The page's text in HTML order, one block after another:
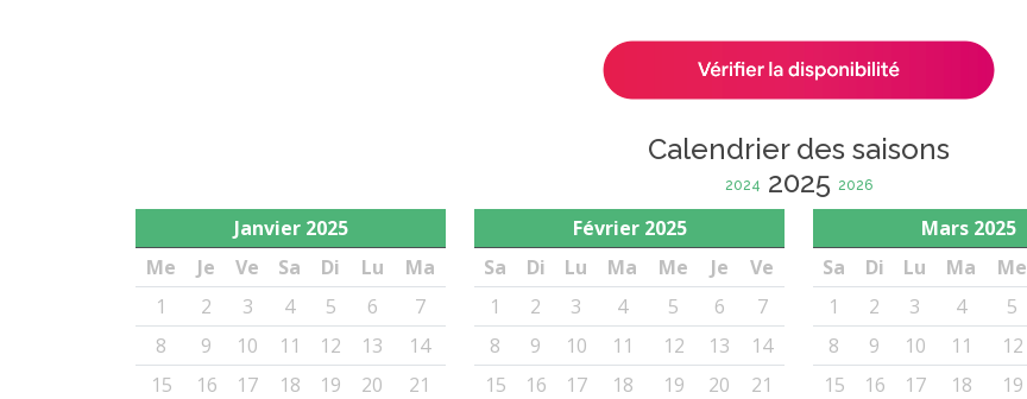
Calendrier des saisons
2024 2025 2026
Janvier 2025
Me
Je Ve Sa Di Lu
Ma
1
2 3 4 5 6
7
8
9 10 11 12 13
14
15
16 17 18 19 20
21
Février 2025
Sa
Di Lu Ma Me Je
Ve
1
2 3 4 5 6
7
8
9 10 11 12 13
14
15
16 17 18 19 20
21
Mars 2025
Sa
Di Lu Ma Me
1
2 3 4 5
8
9 10 11 12
15
16 17 18 19